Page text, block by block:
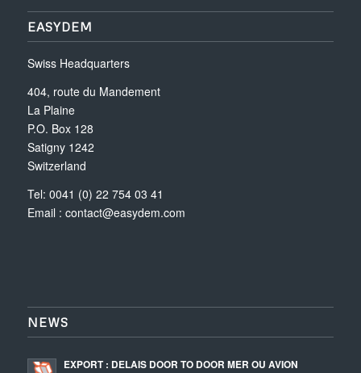
EASYDEM
Swiss Headquarters
404, route du Mandement
La Plaine
P.O. Box 128
Satigny 1242
Switzerland
Tel: 0041 (0) 22 754 03 41
Email : contact@easydem.com
NEWS
EXPORT : DELAIS DOOR TO DOOR MER OU AVION